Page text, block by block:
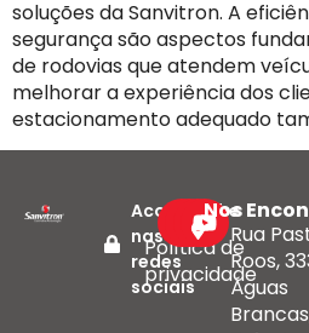
soluções da Sanvitron. A
segurança são aspectos
de rodovias que atendem
melhorar a experiência dos
estacionamento adequado
Política de
privacidade
Acompanhe
nas
redes
sociais
Nos
Rua
Roos,
Águas